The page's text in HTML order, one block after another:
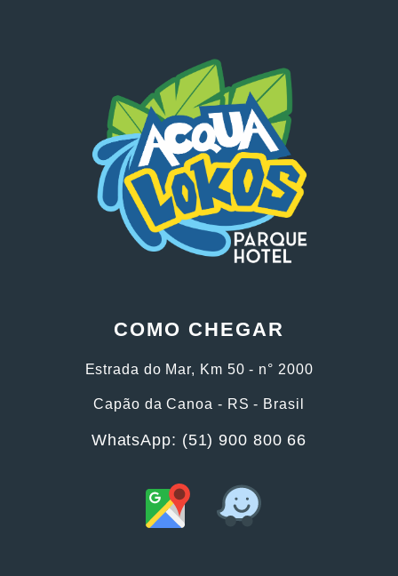
COMO CHEGAR
Estrada do Mar, Km 50 - n° 2000
Capão da Canoa - RS - Brasil
WhatsApp: (51) 900 800 66